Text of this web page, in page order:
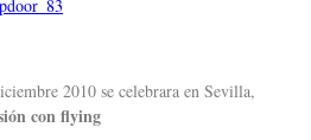
2010 se celebrara en Sevilla,
con flying